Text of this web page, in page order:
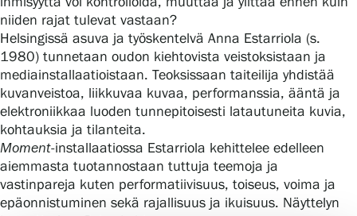
Verkkokauppa
niiden rajat tulevat vastaan?
Helsingissä asuva ja työskentelvä Anna Estarriola (s.
1980) tunnetaan oudon kiehtovista veistoksistaan ja
mediainstallaatioistaan. Teoksissaan taiteilija yhdistää
kuvanveistoa, liikkuvaa kuvaa, performanssia, ääntä ja
elektroniikkaa luoden tunnepitoisesti latautuneita kuvia,
kohtauksia ja tilanteita.
Moment-installaatiossa Estarriola kehittelee edelleen
aiemmasta tuotannostaan tuttuja teemoja ja
vastinpareja kuten performatiivisuus, toiseus, voima ja
epäonnistuminen sekä rajallisuus ja ikuisuus. Näyttelyn